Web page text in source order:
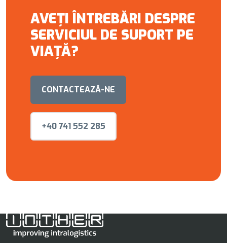
AVEȚI ÎNTREBĂRI DESPRE
SERVICIUL DE SUPORT PE
VIAȚĂ?
CONTACTEAZĂ-NE
+40 741 552 285